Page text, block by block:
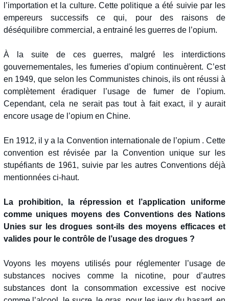
l’importation et la culture. Cette politique a été suivie par les
empereurs successifs ce qui, pour des raisons de
déséquilibre commercial, a entrainé les guerres de l’opium.
À la suite de ces guerres, malgré les interdictions
gouvernementales, les fumeries d’opium continuèrent. C’est
en 1949, que selon les Communistes chinois, ils ont réussi à
complètement éradiquer l’usage de fumer de l’opium.
Cependant, cela ne serait pas tout à fait exact, il y aurait
encore usage de l’opium en Chine.
En 1912, il y a la Convention internationale de l’opium . Cette
convention est révisée par la Convention unique sur les
stupéfiants de 1961, suivie par les autres Conventions déjà
mentionnées ci-haut.
La prohibition, la répression et l’application uniforme
comme uniques moyens des Conventions des Nations
Unies sur les drogues sont-ils des moyens efficaces et
valides pour le contrôle de l’usage des drogues ?
Voyons les moyens utilisés pour réglementer l’usage de
substances nocives comme la nicotine, pour d’autres
substances dont la consommation excessive est nocive